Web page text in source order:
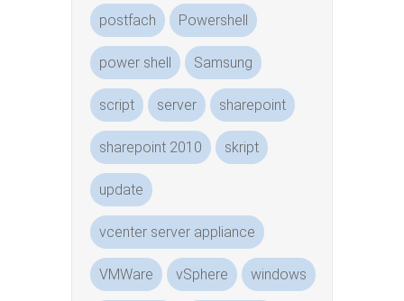
postfach Powershell
power shell Samsung
script server sharepoint
sharepoint 2010 skript
update
vcenter server appliance
VMWare vSphere windows